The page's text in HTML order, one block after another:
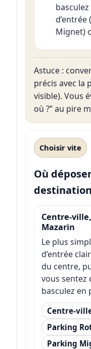
d’entrée
Mignet)
Astuce :
précis avec la
visible). Vous
où ?” au pire
Choisir vite
Où
destination
Centre-
Mazarin
Le plus
d’entrée
du centre,
vous sentez
basculez en
Centre-
Parking
Parking